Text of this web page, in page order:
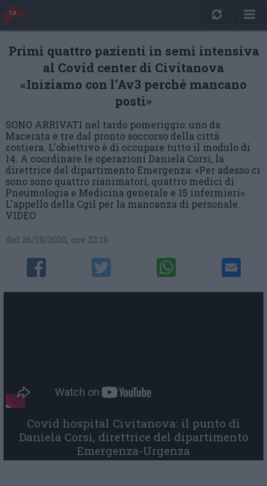
Primi quattro pazienti in semi intensiva
al Covid center di Civitanova
«Iniziamo con l’Av3 perché mancano
posti»
SONO ARRIVATI nel tardo pomeriggio: uno da
Macerata e tre dal pronto soccorso della città
costiera. L'obiettivo è di occupare tutto il modulo di
14. A coordinare le operazioni Daniela Corsi, la
direttrice del dipartimento Emergenza: «Per adesso ci
sono sono quattro rianimatori, quattro medici di
Pneumologia e Medicina generale e 15 infermieri».
L'appello della Cgil per la mancanza di personale.
VIDEO
del 26/10/2020, ore 22:18
Covid hospital Civitanova: il punto di
Daniela Corsi, direttrice del dipartimento
Emergenza-Urgenza